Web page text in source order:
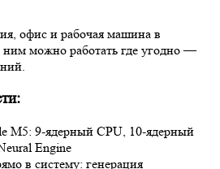
офис и рабочая машина в
ним можно работать где угодно —
9‑ядерный CPU, 10‑ядерный
Engine
в систему: генерация